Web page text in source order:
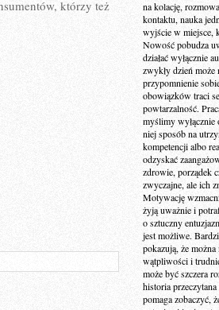
którzy też
na kolację,
kontaktu, nauka
wyjście w miejsce,
Nowość pobudza
działać wyłącznie
zwykły dzień może
przypomnienie
obowiązków traci
powtarzalność.
myślimy wyłącznie
niej sposób na
kompetencji albo
odzyskać
zdrowie, porządek
zwyczajne, ale ich
Motywację
żyją uważnie i
o sztuczny
jest możliwe.
pokazują, że
wątpliwości i
może być szczera
historia
pomaga zobaczyć,